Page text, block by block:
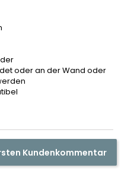
oder an der Wand oder
Kundenkommentar